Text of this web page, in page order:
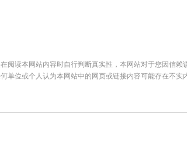
读本网站内容时自行判断真实性，本网站对于您因信
位或个人认为本网站中的网页或链接内容可能存在不